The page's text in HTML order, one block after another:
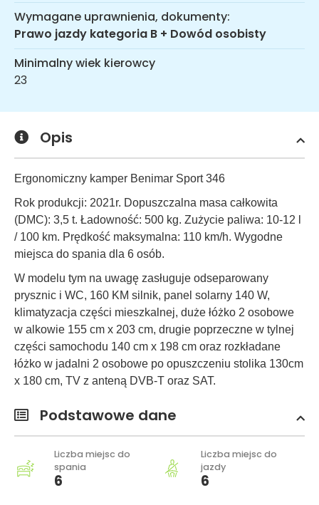
Wymagane uprawnienia, dokumenty:
Prawo jazdy kategoria B + Dowód osobisty
Minimalny wiek kierowcy
23
Opis
Ergonomiczny kamper Benimar Sport 346
Rok produkcji: 2021r. Dopuszczalna masa całkowita
(DMC): 3,5 t. Ładowność: 500 kg. Zużycie paliwa: 10-12 l
/ 100 km. Prędkość maksymalna: 110 km/h. Wygodne
miejsca do spania dla 6 osób.
W modelu tym na uwagę zasługuje odseparowany
prysznic i WC, 160 KM silnik, panel solarny 140 W,
klimatyzacja części mieszkalnej, duże łóżko 2 osobowe
w alkowie 155 cm x 203 cm, drugie poprzeczne w tylnej
części samochodu 140 cm x 198 cm oraz rozkładane
łóżko w jadalni 2 osobowe po opuszczeniu stolika 130cm
x 180 cm, TV z anteną DVB-T oraz SAT.
Podstawowe dane
Liczba miejsc do
spania
6
Liczba miejsc do
jazdy
6